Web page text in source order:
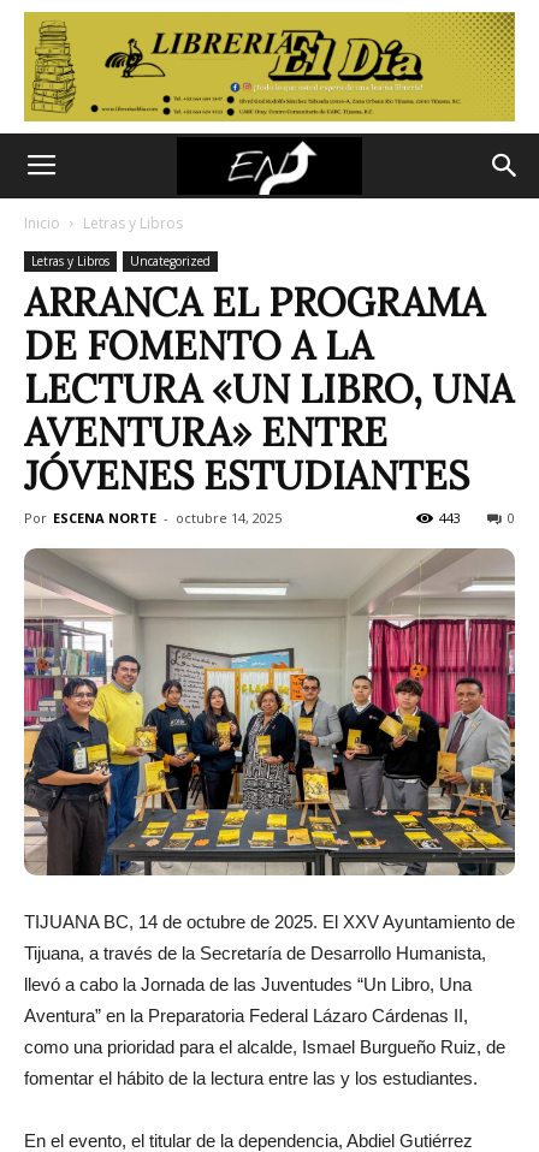
Inicio Letras y Libros
Letras y Libros Uncategorized
ARRANCA EL PROGRAMA
DE FOMENTO A LA
LECTURA «UN LIBRO, UNA
AVENTURA» ENTRE
JÓVENES ESTUDIANTES
Por ESCENA NORTE - octubre 14, 2025 0
443
TIJUANA BC, 14 de octubre de 2025. El XXV Ayuntamiento de
Tijuana, a través de la Secretaría de Desarrollo Humanista,
llevó a cabo la Jornada de las Juventudes “Un Libro, Una
Aventura” en la Preparatoria Federal Lázaro Cárdenas II,
como una prioridad para el alcalde, Ismael Burgueño Ruiz, de
fomentar el hábito de la lectura entre las y los estudiantes.
En el evento, el titular de la dependencia, Abdiel Gutiérrez